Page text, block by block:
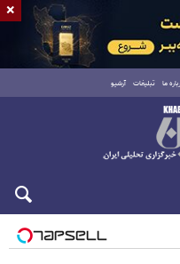
ما تبلیغات آرشیو
×